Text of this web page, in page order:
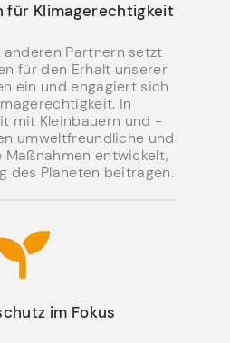
für Klimagerechtigkeit
Partnern setzt
für den Erhalt unserer
ein und engagiert sich
In
mit Kleinbauern und -
umweltfreundliche und
Maßnahmen entwickelt,
des Planeten beitragen.
im Fokus